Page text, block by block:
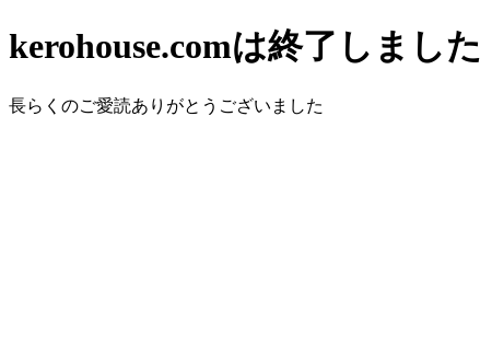
kerohouse.comは終了しました
長らくのご愛読ありがとうございました